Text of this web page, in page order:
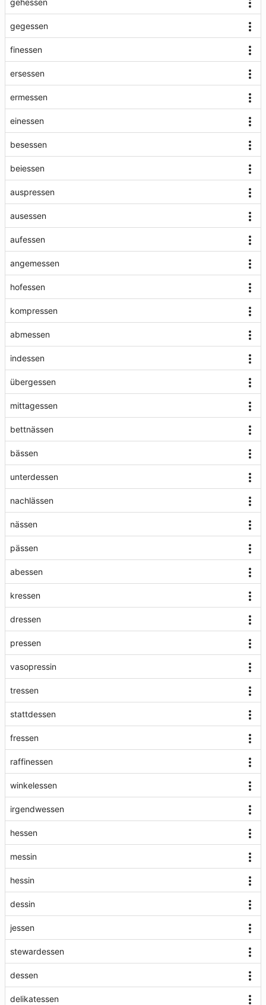
gehessen
gegessen
finessen
ersessen
ermessen
einessen
besessen
beiessen
auspressen
ausessen
aufessen
angemessen
hofessen
kompressen
abmessen
indessen
übergessen
mittagessen
bettnässen
bässen
unterdessen
nachlässen
nässen
pässen
abessen
kressen
dressen
pressen
vasopressin
tressen
stattdessen
fressen
raffinessen
winkelessen
irgendwessen
hessen
messin
hessin
dessin
jessen
stewardessen
dessen
delikatessen